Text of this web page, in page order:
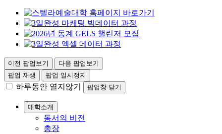
이전 팝업보기
다음 팝업보기
팝업 재생
팝업 일시정지
하루동안 열지않기 팝업창 닫기
대학소개
동서의 비전
총장